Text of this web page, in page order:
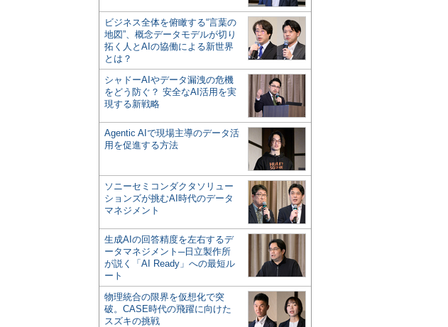
ビジネス全体を俯瞰する“言葉の
地図”、概念データモデルが切り
拓く人とAIの協働による新世界
とは？
シャドーAIやデータ漏洩の危機
をどう防ぐ？ 安全なAI活用を実
現する新戦略
Agentic AIで現場主導のデータ活
用を促進する方法
ソニーセミコンダクタソリュー
ションズが挑むAI時代のデータ
マネジメント
生成AIの回答精度を左右するデ
ータマネジメント─日立製作所
が説く「AI Ready」への最短ル
ート
物理統合の限界を仮想化で突
破。CASE時代の飛躍に向けた
スズキの挑戦